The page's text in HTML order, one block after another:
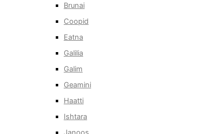
Brunai
Coopid
Eatna
Galilia
Galim
Geamini
Haatti
Ishtara